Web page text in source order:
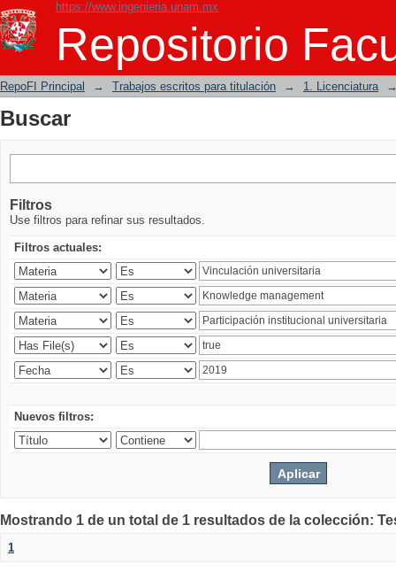
https://www.ingenieria.unam.mx
Repositorio
Buscar
RepoFI Principal → Trabajos escritos para titulación → 1. Licenciatura
Buscar
Filtros
Use filtros para refinar sus resultados.
Filtros actuales:
Nuevos filtros:
Mostrando 1 de un total de 1 resultados de la colección:
1